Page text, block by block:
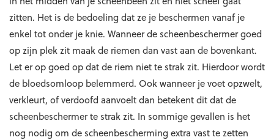
zitten. Het is de bedoeling dat ze je beschermen vanaf je
enkel tot onder je knie. Wanneer de scheenbeschermer goed
op zijn plek zit maak de riemen dan vast aan de bovenkant.
Let er op goed op dat de riem niet te strak zit. Hierdoor wordt
de bloedsomloop belemmerd. Ook wanneer je voet opzwelt,
verkleurt, of verdoofd aanvoelt dan betekent dit dat de
scheenbeschermer te strak zit. In sommige gevallen is het
nog nodig om de scheenbescherming extra vast te zetten